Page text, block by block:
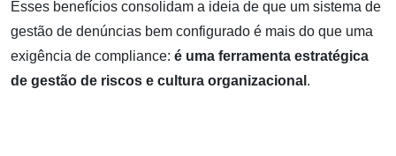
Esses benefícios consolidam a ideia de que um sistema de
gestão de denúncias bem configurado é mais do que uma
exigência de compliance: é uma ferramenta estratégica
de gestão de riscos e cultura organizacional .